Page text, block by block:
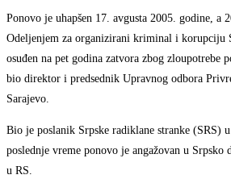
Ponovo je uhapšen 17. avgusta 2005. godine, a
Odeljenjem za organizirani kriminal i korupciju
osuđen na pet godina zatvora zbog zloupotrebe
bio direktor i predsednik Upravnog odbora
Sarajevo.
Bio je poslanik Srpske radiklane stranke (SRS)
poslednje vreme ponovo je angažovan u Srpsko
u RS.